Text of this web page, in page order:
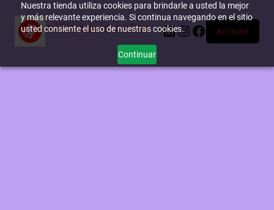
Nuestra tienda utiliza cookies para brindarle a usted la mejor
y más relevante experiencia. Si continua navegando en el sitio
usted consiente el uso de nuestras cookies.
Continuar
miTienda-e.online LinkedIn
Instagram
Facebook
Acceder